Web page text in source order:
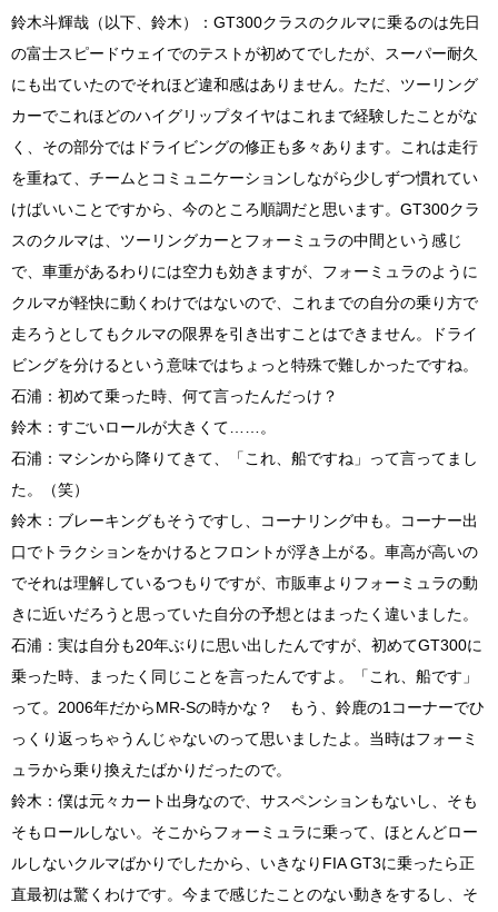
鈴木斗輝哉（以下、鈴木）： GT300クラスのクルマに乗るのは先日
の富士スピードウェイでのテストが初めてでしたが、スーパー耐久
にも出ていたのでそれほど違和感はありません。ただ、ツーリング
カーでこれほどのハイグリップタイヤはこれまで経験したことがな
く、その部分ではドライビングの修正も多々あります。これは走行
を重ねて、チームとコミュニケーションしながら少しずつ慣れてい
けばいいことですから、今のところ順調だと思います。GT300クラ
スのクルマは、ツーリングカーとフォーミュラの中間という感じ
で、車重があるわりには空力も効きますが、フォーミュラのように
クルマが軽快に動くわけではないので、これまでの自分の乗り方で
走ろうとしてもクルマの限界を引き出すことはできません。ドライ
ビングを分けるという意味ではちょっと特殊で難しかったですね。
石浦：初めて乗った時、何て言ったんだっけ？
鈴木：すごいロールが大きくて……。
石浦：マシンから降りてきて、「これ、船ですね」って言ってまし
た。（笑）
鈴木：ブレーキングもそうですし、コーナリング中も。コーナー出
口でトラクションをかけるとフロントが浮き上がる。車高が高いの
でそれは理解しているつもりですが、市販車よりフォーミュラの動
きに近いだろうと思っていた自分の予想とはまったく違いました。
石浦：実は自分も20年ぶりに思い出したんですが、初めてGT300に
乗った時、まったく同じことを言ったんですよ。「これ、船です」
って。 2006年だからMR-Sの時かな？ もう、鈴鹿の1コーナーでひ
っくり返っちゃうんじゃないのって思いましたよ。当時はフォーミ
ュラから乗り換えたばかりだったので。
鈴木：僕は元々カート出身なので、サスペンションもないし、そも
そもロールしない。そこからフォーミュラに乗って、ほとんどロー
ルしないクルマばかりでしたから、いきなり FIA GT3に乗ったら正
直最初は驚くわけです。今まで感じたことのない動きをするし、そ